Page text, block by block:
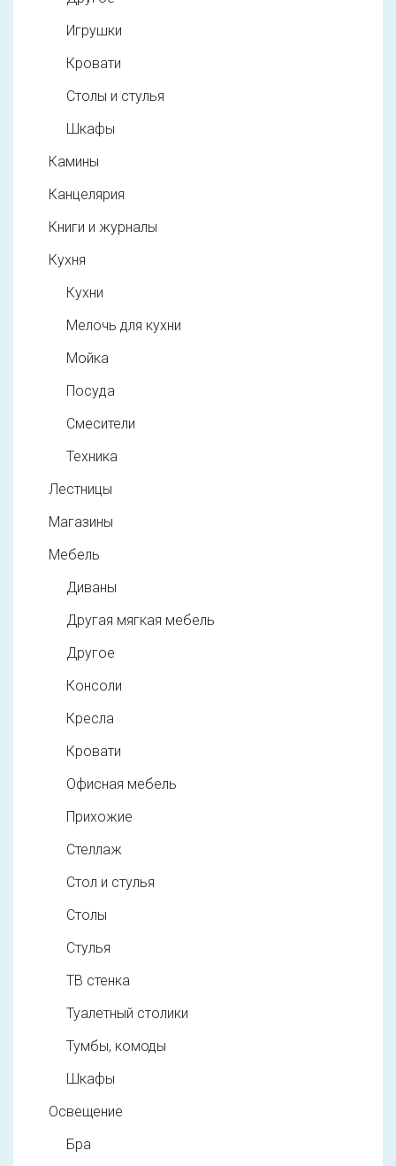
Игрушки
Кровати
Столы и стулья
Шкафы
Камины
Канцелярия
Книги и журналы
Кухня
Кухни
Мелочь для кухни
Мойка
Посуда
Смесители
Техника
Лестницы
Магазины
Мебель
Диваны
Другая мягкая мебель
Другое
Консоли
Кресла
Кровати
Офисная мебель
Прихожие
Стеллаж
Стол и стулья
Столы
Стулья
ТВ стенка
Туалетный столики
Тумбы, комоды
Шкафы
Освещение
Бра